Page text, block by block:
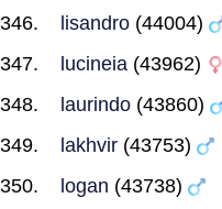
lisandro (44004)
lucineia (43962)
laurindo (43860)
lakhvir (43753)
logan (43738)